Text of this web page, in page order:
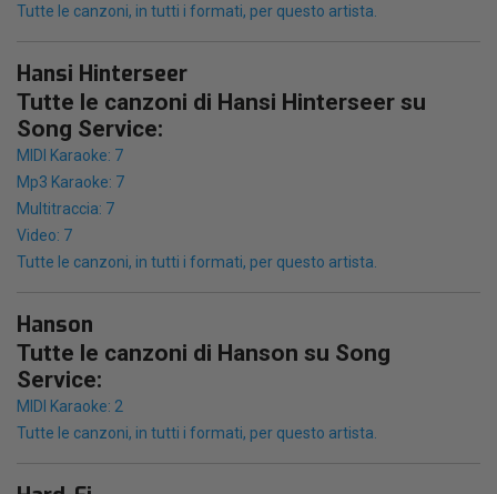
Tutte le canzoni, in tutti i formati, per questo artista.
Hansi Hinterseer
Tutte le canzoni di Hansi Hinterseer su
Song Service:
MIDI Karaoke: 7
Mp3 Karaoke: 7
Multitraccia: 7
Video: 7
Tutte le canzoni, in tutti i formati, per questo artista.
Hanson
Tutte le canzoni di Hanson su Song
Service:
MIDI Karaoke: 2
Tutte le canzoni, in tutti i formati, per questo artista.